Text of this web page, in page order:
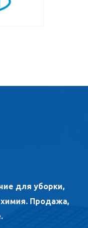
для уборки,
химия. Продажа,